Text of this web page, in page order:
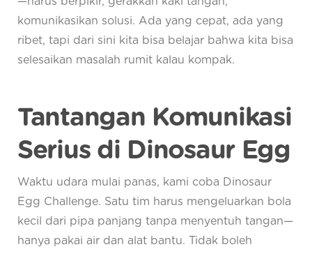
komunikasikan solusi. Ada yang cepat, ada yang
ribet, tapi dari sini kita bisa belajar bahwa kita bisa
selesaikan masalah rumit kalau kompak.
Tantangan Komunikasi
Serius di Dinosaur Egg
Waktu udara mulai panas, kami coba Dinosaur
Egg Challenge. Satu tim harus mengeluarkan bola
kecil dari pipa panjang tanpa menyentuh tangan—
hanya pakai air dan alat bantu. Tidak boleh